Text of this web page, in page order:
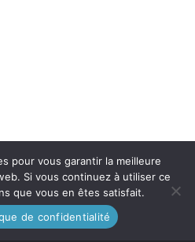
pour vous garantir la meilleure
Si vous continuez à utiliser ce
que vous en êtes satisfait.
de confidentialité